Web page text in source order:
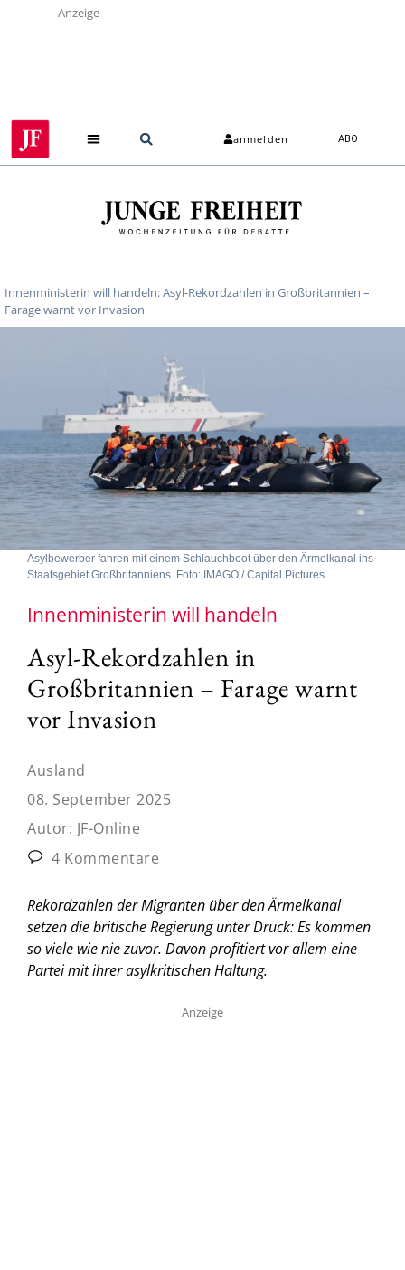
Anzeige
anmelden ABO
Innenministerin will handeln: Asyl-Rekordzahlen in Großbritannien –
Farage warnt vor Invasion
Asylbewerber fahren mit einem Schlauchboot über den Ärmelkanal ins
Staatsgebiet Großbritanniens. Foto: IMAGO / Capital Pictures
Innenministerin will handeln
Asyl-Rekordzahlen in
Großbritannien – Farage warnt
vor Invasion
Ausland
08. September 2025
Autor: JF-Online
4 Kommentare
Rekordzahlen der Migranten über den Ärmelkanal
setzen die britische Regierung unter Druck: Es kommen
so viele wie nie zuvor. Davon profitiert vor allem eine
Partei mit ihrer asylkritischen Haltung.
Anzeige